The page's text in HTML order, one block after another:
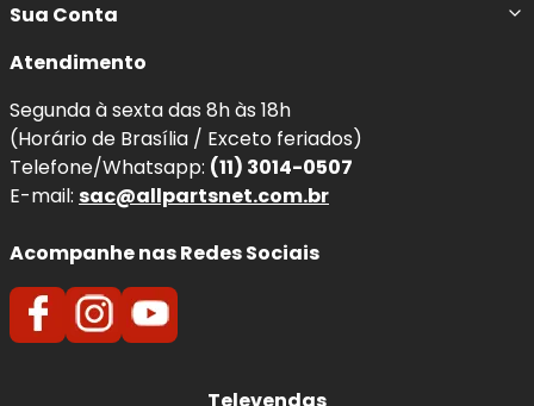
Sua Conta
Atendimento
Segunda à sexta das 8h às 18h
(Horário de Brasília / Exceto feriados)
Telefone/Whatsapp: (11) 3014-0507
E-mail: sac@allpartsnet.com.br
Acompanhe nas Redes Sociais